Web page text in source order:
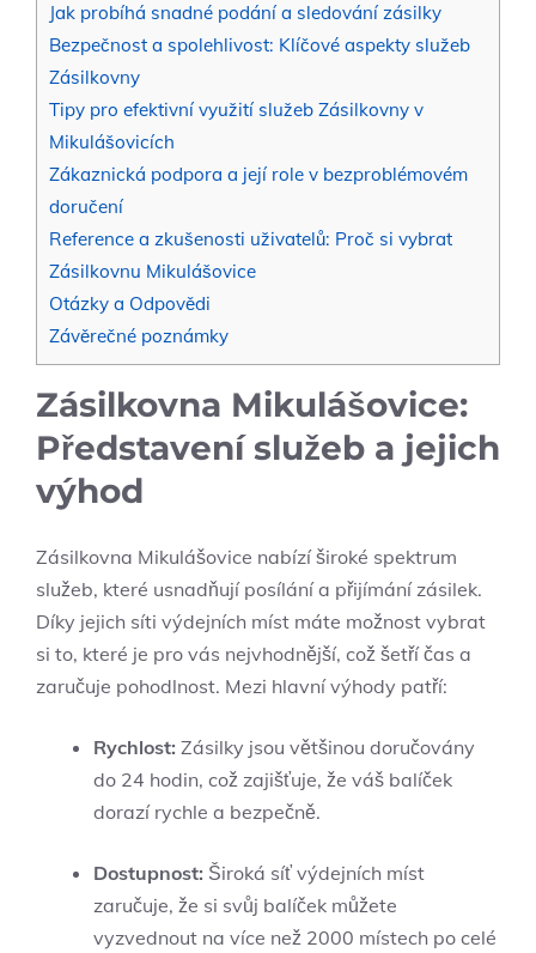
Jak probíhá ⁤snadné podání a sledování zásilky
Bezpečnost ​a spolehlivost:‌ Klíčové aspekty služeb
Zásilkovny
Tipy pro efektivní využití služeb Zásilkovny v
Mikulášovicích
Zákaznická podpora a její role v bezproblémovém
doručení
Reference ⁣a zkušenosti uživatelů: Proč si vybrat⁢
Zásilkovnu Mikulášovice
Otázky a Odpovědi
Závěrečné poznámky
Zásilkovna Mikulášovice:
Představení služeb a jejich
výhod
Zásilkovna Mikulášovice nabízí‍ široké spektrum‍
služeb, které usnadňují posílání a přijímání zásilek.⁤
Díky jejich síti výdejních míst máte možnost vybrat
si to, které je pro vás nejvhodnější, což šetří čas a
zaručuje ‌pohodlnost.‌ Mezi hlavní ⁤výhody⁣ patří:
Rychlost: Zásilky jsou většinou doručovány
do 24 hodin, což zajišťuje, že‌ váš balíček
dorazí rychle ⁢a bezpečně.
Dostupnost: Široká síť‍ výdejních míst​
zaručuje, že si svůj balíček můžete
vyzvednout na⁣ více než 2000 místech ⁤po⁤ celé